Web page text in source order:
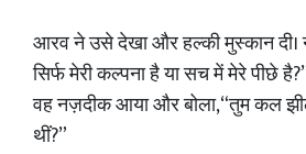
आरव ने उसे देखा और हल्की मुस्कान दी।
सिर्फ मेरी कल्पना है या सच में मेरे पीछे
वह नज़दीक आया और बोला,“तुम कल
थीं?”